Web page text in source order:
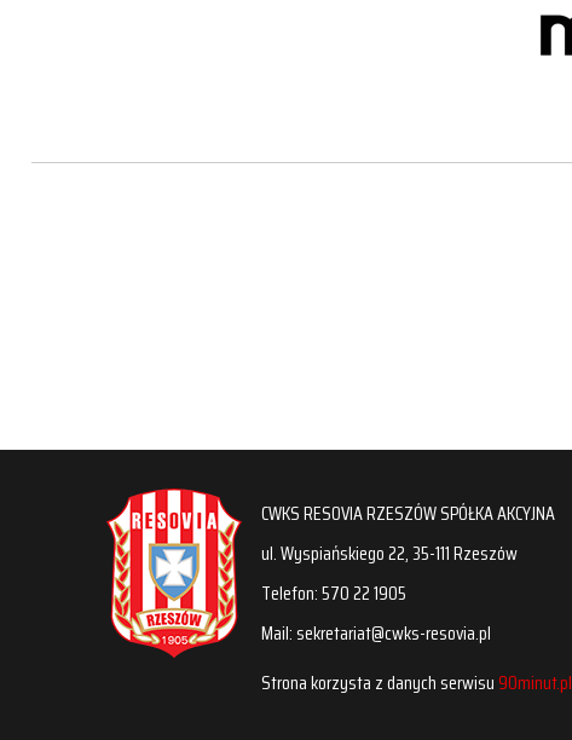
CWKS RESOVIA RZESZÓW SPÓŁKA AKCYJNA
ul. Wyspiańskiego 22, 35-111 Rzeszów
Telefon: 570 22 1905
Mail: sekretariat@cwks-resovia.pl
Strona korzysta z danych serwisu90minut.pl